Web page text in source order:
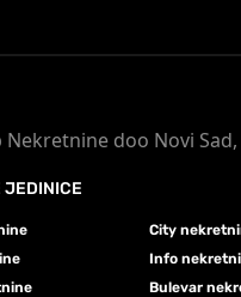
Nekretnine doo Novi Sad,
JEDINICE
City
Info
Bulevar